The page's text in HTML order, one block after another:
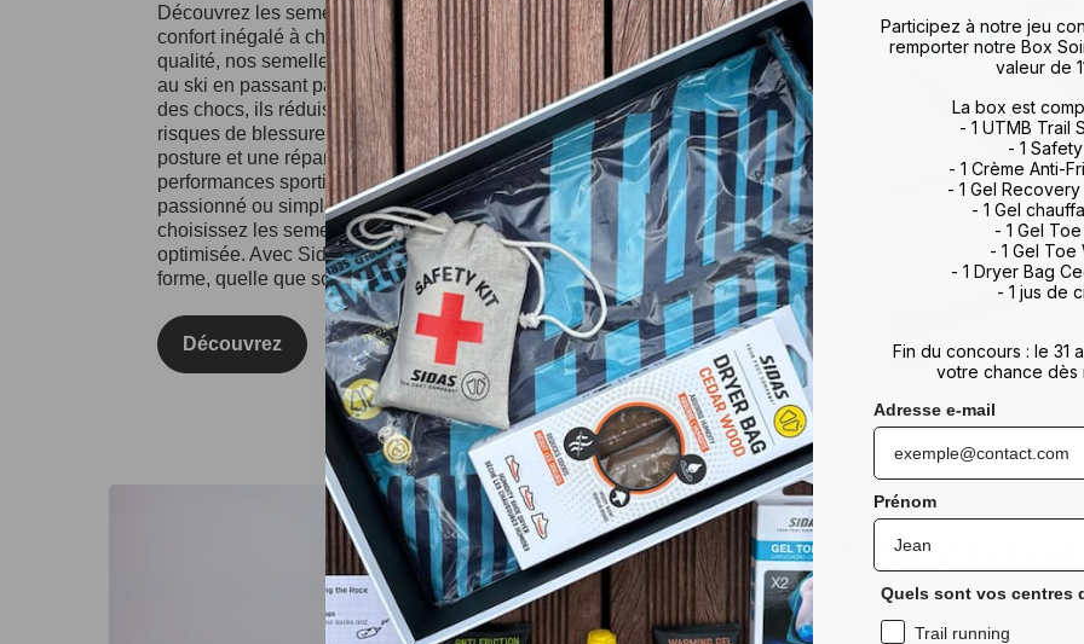
Découvrez les semelles Sidas, conçues pour offrir un maintien optimal et un
confort inégalé à chaque pas. Fabriquées à partir de matériaux de haute
qualité, nos semelles conviennent à divers sports et activités, allant du tennis
au ski en passant par la course à pied. Grâce à leur technologie d'absorption
des chocs, ils réduisent l'impact sur vos articulations, minimisant ainsi les
risques de blessures. Les semelles Sidas favorisent également une meilleure
posture et une répartition équilibrée du poids, améliorant ainsi vos
performances sportives et votre confort au quotidien. Que vous soyez un sportif
passionné ou simplement à la recherche d'un meilleur maintien du pied,
choisissez les semelles Sidas pour une expérience de marche et de sport
optimisée. Avec Sidas, prenez soin de vos pieds et restez au top de votre
forme, quelle que soit l'activité !
Découvrez
Nos
running
Participez à notre jeu
remporter notre Box
valeur de
La box est
- 1 UTMB Trail
- 1
- 1 Crème Anti-
- 1 Gel
- 1 Gel
- 1 Gel
- 1 Gel Toe
- 1 Dryer Bag
- 1 jus de
Fin du concours : le 31
votre chance dès
Adresse e-mail
Prénom
Quels sont vos centres
Trail running